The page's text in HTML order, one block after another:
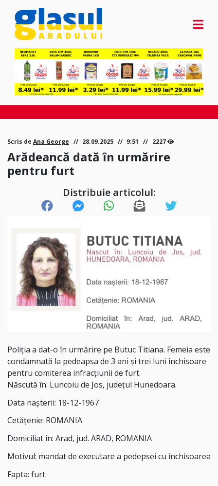
Scris de Ana George 28.09.2025 9:51 2227
Arădeancă dată în urmărire
pentru furt
Distribuie articolul:
Poliția a dat-o în urmărire pe Butuc Titiana. Femeia este
condamnată la pedeapsa de 3 ani și trei luni închisoare
pentru comiterea infracțiunii de furt.
Născută în: Luncoiu de Jos, județul Hunedoara.
Data nașterii: 18-12-1967
Cetățenie: ROMANIA
Domiciliat în: Arad, jud. ARAD, ROMANIA
Motivul: mandat de executare a pedepsei cu inchisoarea
Fapta: furt.